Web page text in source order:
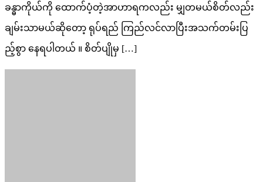
ခန္ဓာကိုယ်ကို ထောက်ပံ့တဲ့အာဟာရကလည်း မျှတမယ်စိတ်လည်း
ချမ်းသာမယ်ဆိုတော့ ရုပ်ရည် ကြည်လင်လာပြီးအသက်တမ်းပြ
ည့်စွာ နေရပါတယ် ။ စိတ်ပျိုမှ […]